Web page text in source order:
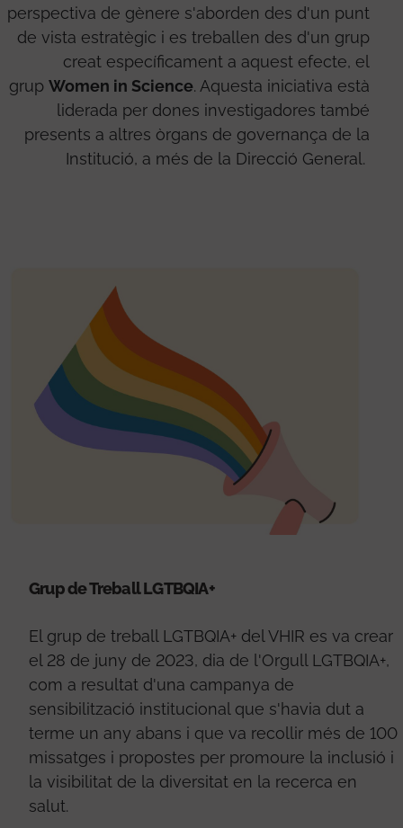
perspectiva de gènere s'aborden des d'un punt
de vista estratègic i es treballen des d'un grup
creat específicament a aquest efecte, el
grupWomen in Science. Aquesta iniciativa està
liderada per dones investigadores també
presents a altres òrgans de governança de la
Institució, a més de la Direcció General.
Grup de Treball LGTBQIA+
El grup de treball LGTBQIA+ del VHIR es va crear
el 28 de juny de 2023, dia de l'Orgull LGTBQIA+,
com a resultat d'una campanya de
sensibilització institucional que s'havia dut a
terme un any abans i que va recollir més de 100
missatges i propostes per promoure la inclusió i
la visibilitat de la diversitat en la recerca en
salut.